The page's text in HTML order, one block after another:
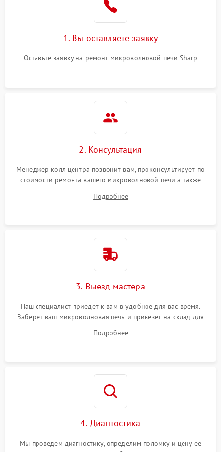
2200 ₽
Не работают сенсорные
1000 ₽
1. Вы оставляете заявку
Оставьте заявку на ремонт микроволновой печи Sharp
2. Консультация
Менеджер колл центра позвонит вам, проконсультирует по
стоимости ремонта вашего микроволновой печи а также
Подробнее
3. Выезд мастера
Наш специалист приедет к вам в удобное для вас время.
Заберет ваш микроволновая печь и привезет на склад для
Подробнее
4. Диагностика
Мы проведем диагностику, определим поломку и цену ее